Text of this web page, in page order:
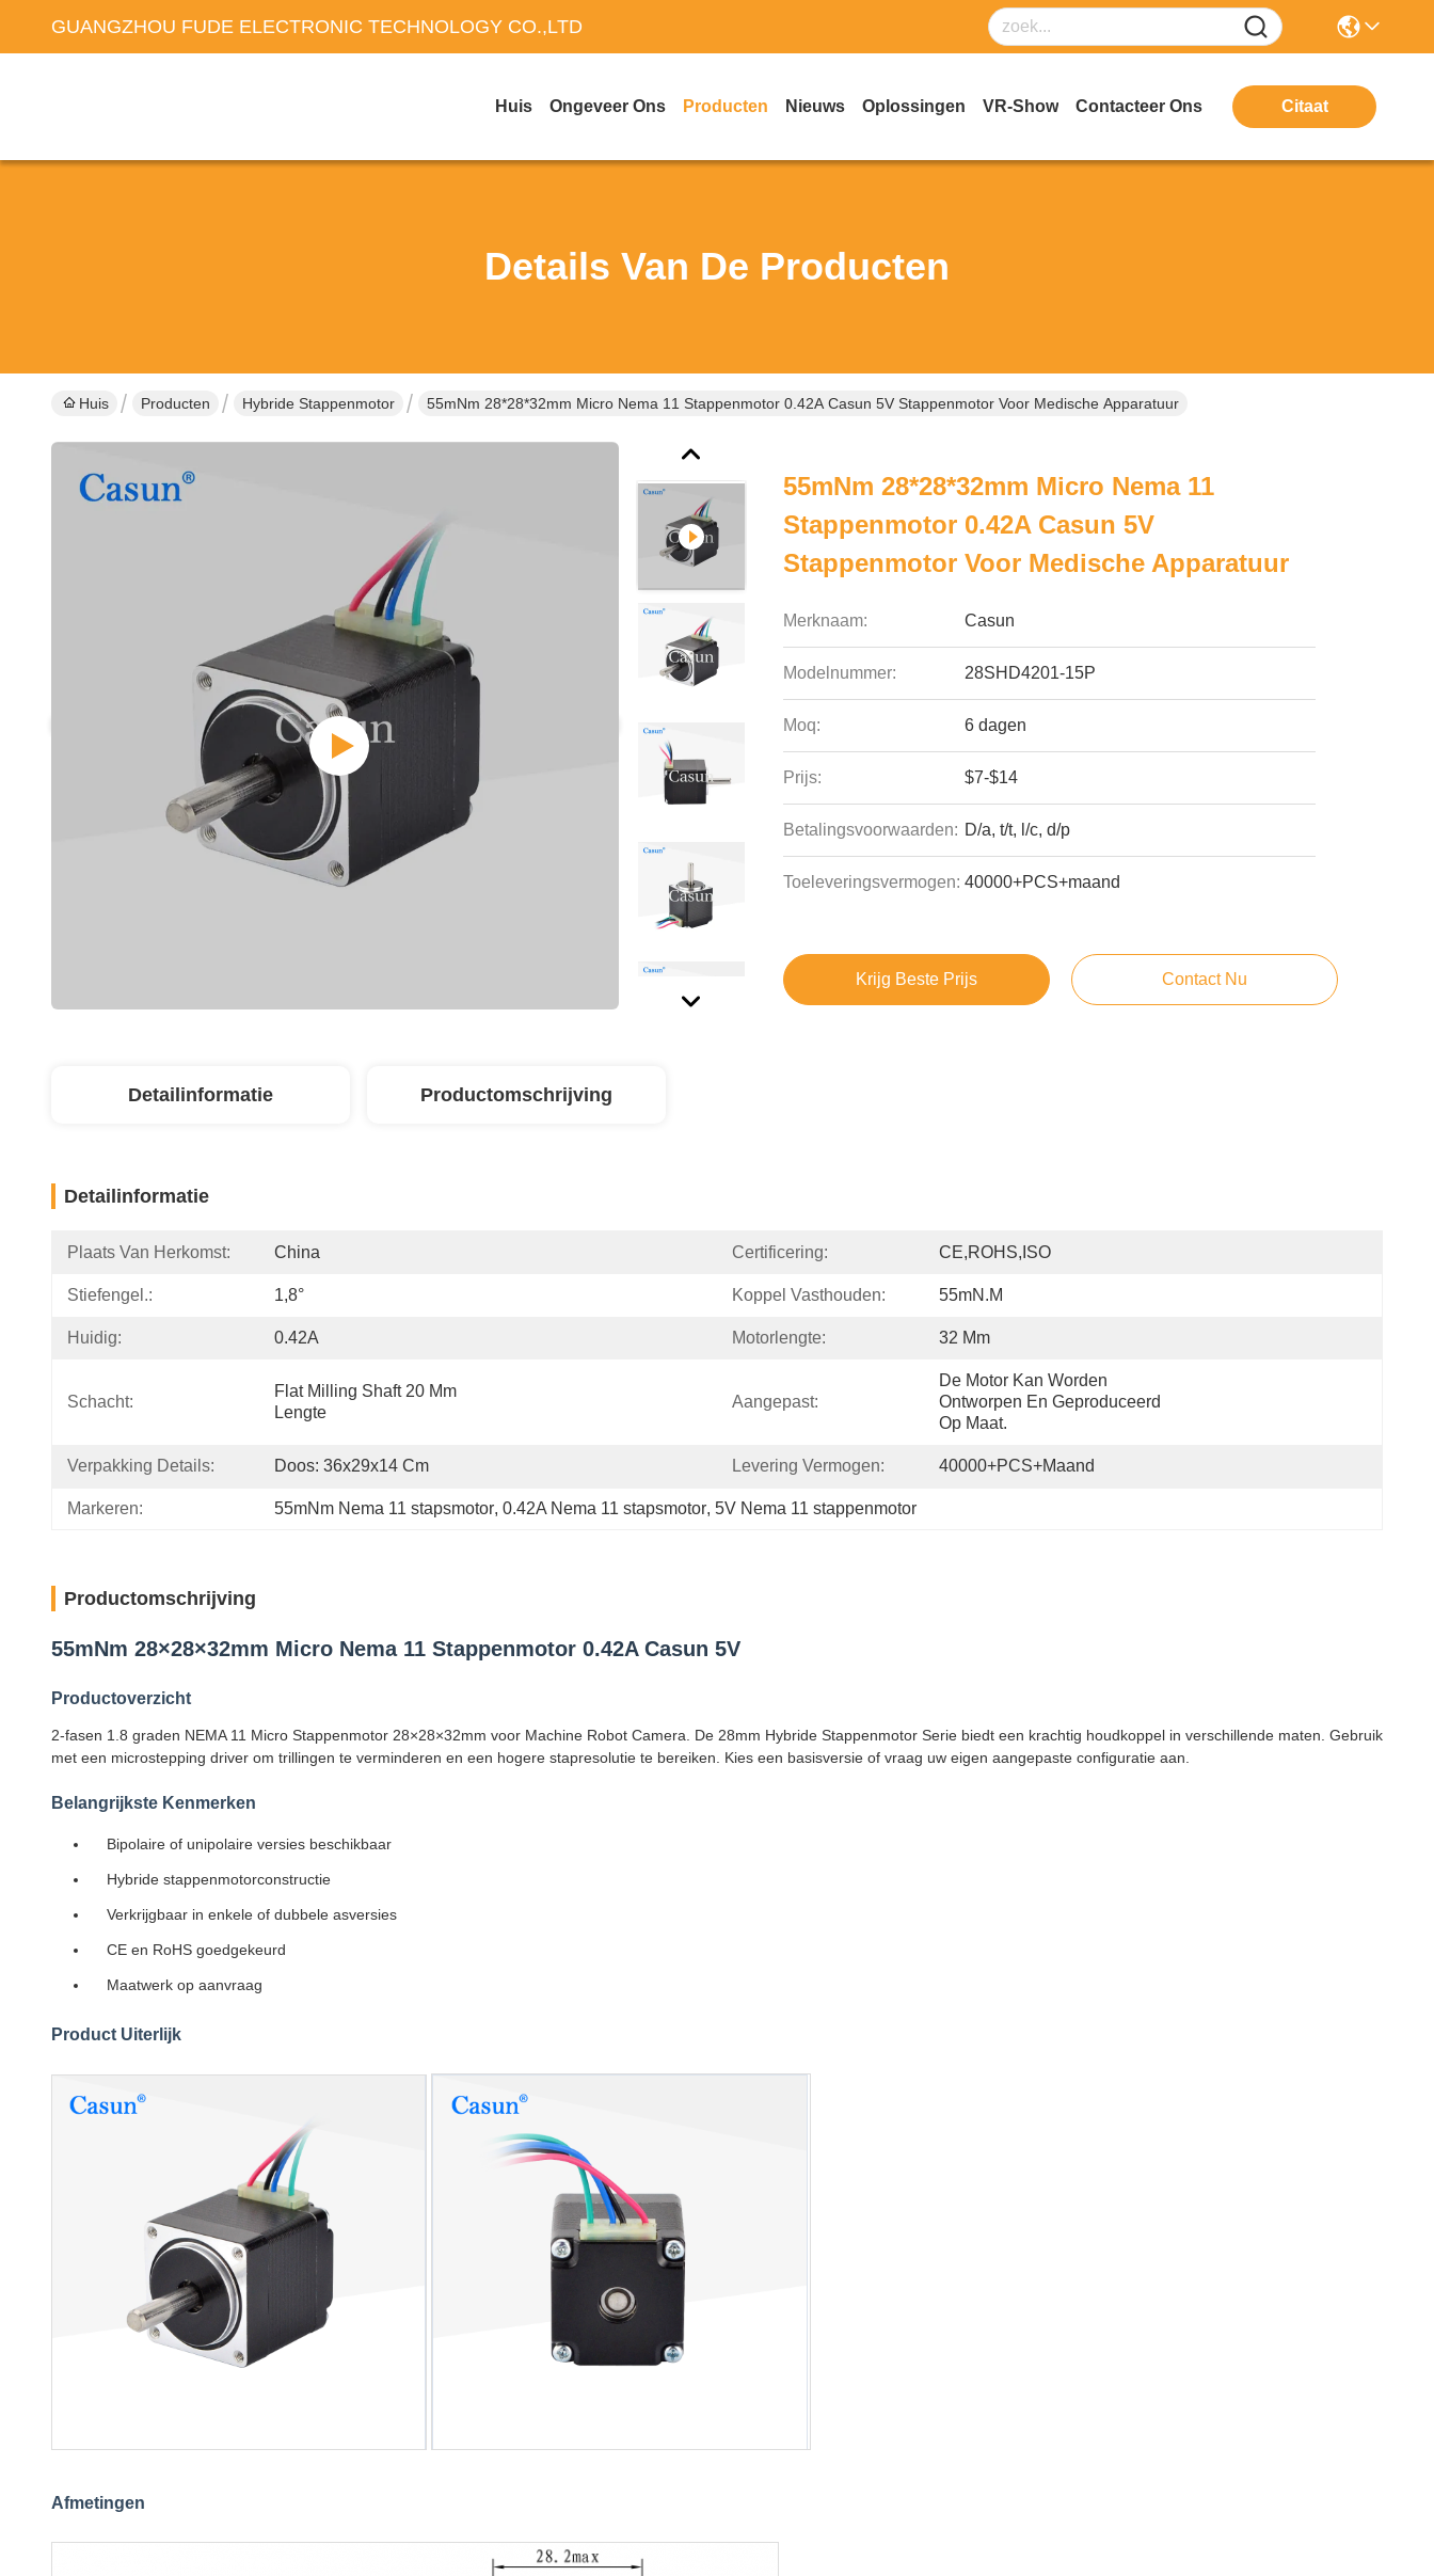
GUANGZHOU FUDE ELECTRONIC TECHNOLOGY CO.,LTD
Huis Ongeveer Ons Producten Nieuws Oplossingen VR-Show Contacteer Ons Citaat
Details Van De Producten
Huis Producten Hybride Stappenmotor 55mNm 28*28*32mm Micro Nema 11 Stappenmotor 0.42A Casun 5V Stappenmotor Voor Medische Apparatuur
55mNm 28*28*32mm Micro Nema 11
Stappenmotor 0.42A Casun 5V
Stappenmotor Voor Medische Apparatuur
Merknaam: Casun
Modelnummer: 28SHD4201-15P
Moq: 6 dagen
Prijs: $7-$14
Betalingsvoorwaarden: D/a, t/t, l/c, d/p
Toeleveringsvermogen: 40000+PCS+maand
Krijg Beste Prijs Contact Nu
Detailinformatie Productomschrijving
Detailinformatie
Plaats Van Herkomst: China Certificering: CE,ROHS,ISO
Stiefengel.: 1,8° Koppel Vasthouden: 55mN.m
Huidig: 0.42A Motorlengte: 32 Mm
Schacht:
Flat Milling Shaft 20 Mm
Lengte
Aangepast:
De Motor Kan Worden
Ontworpen En Geproduceerd
Op Maat.
Verpakking Details: Doos: 36x29x14 Cm Levering Vermogen: 40000+PCS+maand
Markeren: 55mNm Nema 11 stapsmotor, 0.42A Nema 11 stapsmotor, 5V Nema 11 stappenmotor
Productomschrijving
55mNm 28×28×32mm Micro Nema 11 Stappenmotor 0.42A Casun 5V
Productoverzicht
2-fasen 1.8 graden NEMA 11 Micro Stappenmotor 28×28×32mm voor Machine Robot Camera. De 28mm Hybride Stappenmotor Serie biedt een krachtig houdkoppel in verschillende maten. Gebruik
met een microstepping driver om trillingen te verminderen en een hogere stapresolutie te bereiken. Kies een basisversie of vraag uw eigen aangepaste configuratie aan.
Belangrijkste Kenmerken
Bipolaire of unipolaire versies beschikbaar
Hybride stappenmotorconstructie
Verkrijgbaar in enkele of dubbele asversies
CE en RoHS goedgekeurd
Maatwerk op aanvraag
Product Uiterlijk
Afmetingen